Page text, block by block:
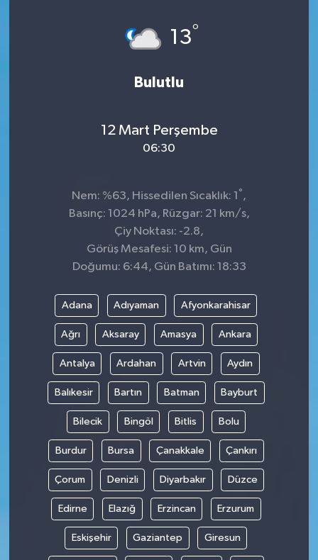
13°
Bulutlu
12 Mart Perşembe
06:30
Nem: %63, Hissedilen Sıcaklık: 1 ° ,
Basınç: 1024 hPa, Rüzgar: 21 km/s,
Çiy Noktası: -2.8,
Görüş Mesafesi: 10 km, Gün
Doğumu: 6:44, Gün Batımı: 18:33
Adana Adıyaman Afyonkarahisar
Ağrı Aksaray Amasya Ankara
Antalya Ardahan Artvin Aydın
Balıkesir Bartın Batman Bayburt
Bilecik Bingöl Bitlis Bolu
Burdur Bursa Çanakkale Çankırı
Çorum Denizli Diyarbakır Düzce
Edirne Elazığ Erzincan Erzurum
Eskişehir Gaziantep Giresun
SPOR